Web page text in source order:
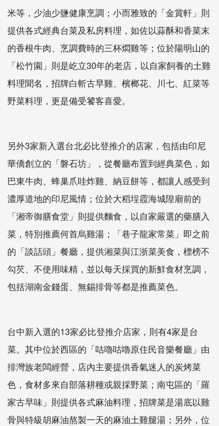
米等，少油少鹽健康烹調；小而雅致的「金賞軒」則
提供各式經典台菜及私房料理，如佐以蒜酥和香菜末
的香根牛肉、烹調費時的三杯燜雞等；位於陽明山的
「松竹園」則是屹立30年的老店，以自家飼養的土雞
料理聞名，招牌白斬古早雞、檳榔花、川七、紅菜等
野菜料理，更是備受饕客喜愛。
另外3家新入選台北必比登推介的店家，包括由印尼
華僑創立的「磐石坊」，從餐廳布置到經典菜色，如
巴東牛肉、蜂巢爪哇炸雞、納豆餅等，都讓人感受到
濃厚道地的印尼風情；位於大稻埕霞海城隍廟前的
「湘帝御膳食堂」則提供麵食，以自家嚴選的藥膳入
菜，特別推薦何首烏雞湯；「巷子龍家常菜」即之前
的「談話頭」餐廳，提供湘菜與江浙菜美食，標榜不
勾芡、不使用味精，並以每天採買的新鮮食材烹調，
包括湖南金錢蛋、無錫排骨等都是推薦菜色。
台中新入選的13家必比登推介店家，則有4家是台
菜。其中位於西區的「咕嚕咕嚕原住民音樂餐廳」由
排灣族老闆經營，店內主要提供香氣迷人的炭烤菜
色，食材多來自部落耕種或親採野菜；南屯區的「羅
家古早味」則提供各式麻油料理，招牌菜是湯底以雞
骨與特級胡麻油熬製一天的麻油土雞腿湯；另外，位